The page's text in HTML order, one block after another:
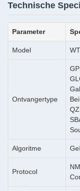
Technische
Parameter
Model
Ontvangertype
Algoritme
Protocol